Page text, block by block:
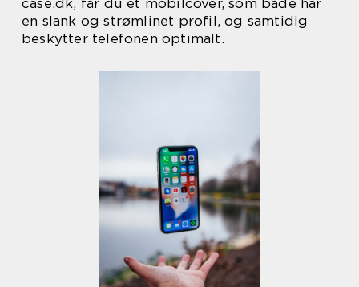
case.dk, får du et mobilcover, som både har
en slank og strømlinet profil, og samtidig
beskytter telefonen optimalt.